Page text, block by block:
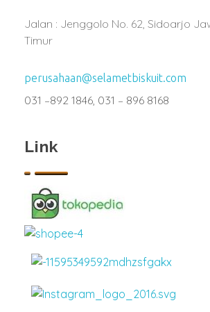
Jalan : Jenggolo No. 62, Sidoarjo
Timur
perusahaan@selametbiskuit.com
031 –892 1846, 031 – 896 8168
Link